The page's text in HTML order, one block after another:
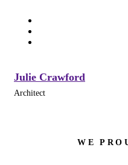
Julie Crawford
Architect
WE